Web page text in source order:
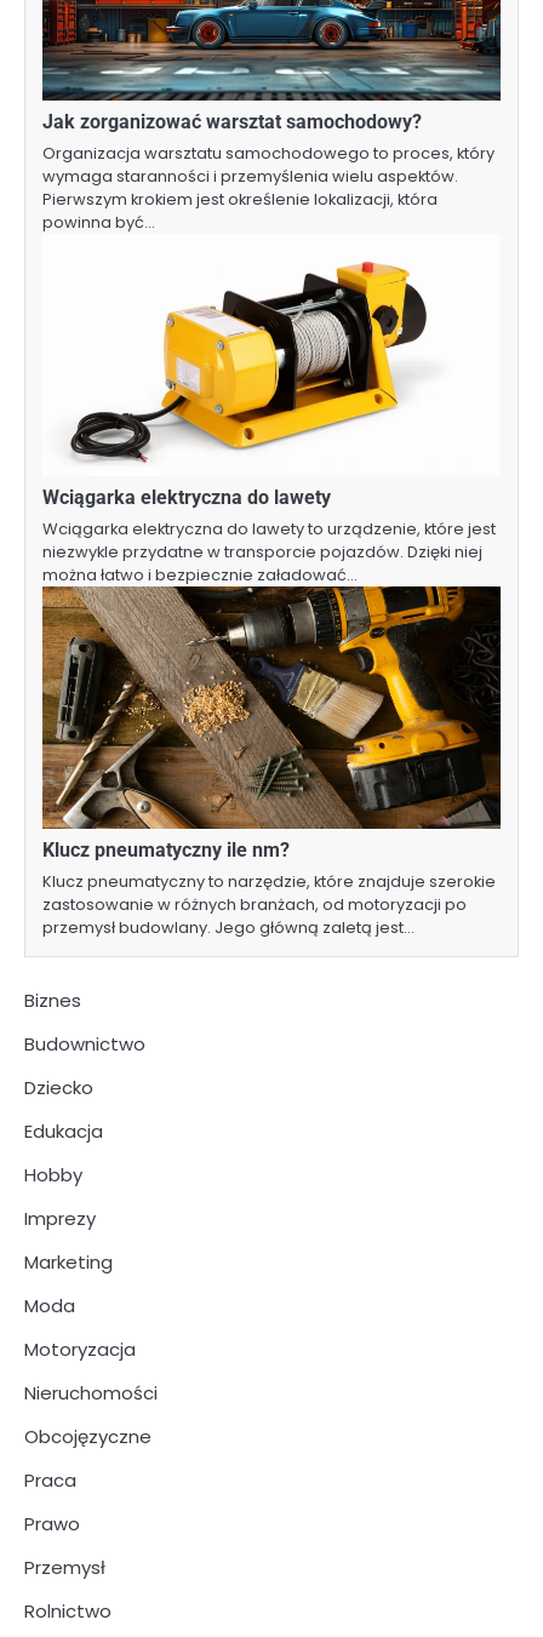
Jak zorganizować warsztat samochodowy?
Organizacja warsztatu samochodowego to proces, który
wymaga staranności i przemyślenia wielu aspektów.
Pierwszym krokiem jest określenie lokalizacji, która
powinna być…
Wciągarka elektryczna do lawety
Wciągarka elektryczna do lawety to urządzenie, które jest
niezwykle przydatne w transporcie pojazdów. Dzięki niej
można łatwo i bezpiecznie załadować…
Klucz pneumatyczny ile nm?
Klucz pneumatyczny to narzędzie, które znajduje szerokie
zastosowanie w różnych branżach, od motoryzacji po
przemysł budowlany. Jego główną zaletą jest…
Biznes
Budownictwo
Dziecko
Edukacja
Hobby
Imprezy
Marketing
Moda
Motoryzacja
Nieruchomości
Obcojęzyczne
Praca
Prawo
Przemysł
Rolnictwo